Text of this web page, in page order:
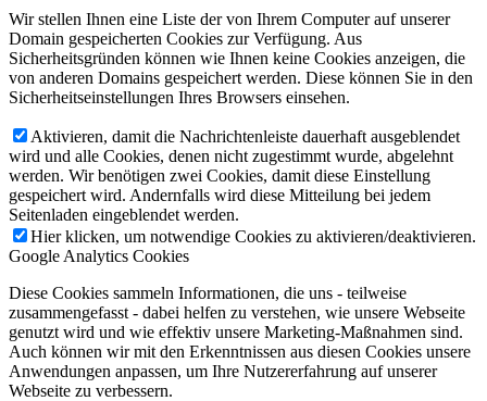
Wir stellen Ihnen eine Liste der von Ihrem Computer auf unserer
Domain gespeicherten Cookies zur Verfügung. Aus
Sicherheitsgründen können wie Ihnen keine Cookies anzeigen, die
von anderen Domains gespeichert werden. Diese können Sie in den
Sicherheitseinstellungen Ihres Browsers einsehen.
Aktivieren, damit die Nachrichtenleiste dauerhaft ausgeblendet
wird und alle Cookies, denen nicht zugestimmt wurde, abgelehnt
werden. Wir benötigen zwei Cookies, damit diese Einstellung
gespeichert wird. Andernfalls wird diese Mitteilung bei jedem
Seitenladen eingeblendet werden.
Hier klicken, um notwendige Cookies zu aktivieren/deaktivieren.
Google Analytics Cookies
Diese Cookies sammeln Informationen, die uns - teilweise
zusammengefasst - dabei helfen zu verstehen, wie unsere Webseite
genutzt wird und wie effektiv unsere Marketing-Maßnahmen sind.
Auch können wir mit den Erkenntnissen aus diesen Cookies unsere
Anwendungen anpassen, um Ihre Nutzererfahrung auf unserer
Webseite zu verbessern.